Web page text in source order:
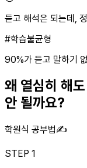
듣고 해석은 되는데,
#학습불균형
90%가 듣고 말하기 없
왜 열심히 해도
안 될까요?
학원식 공부법✍️
STEP 1